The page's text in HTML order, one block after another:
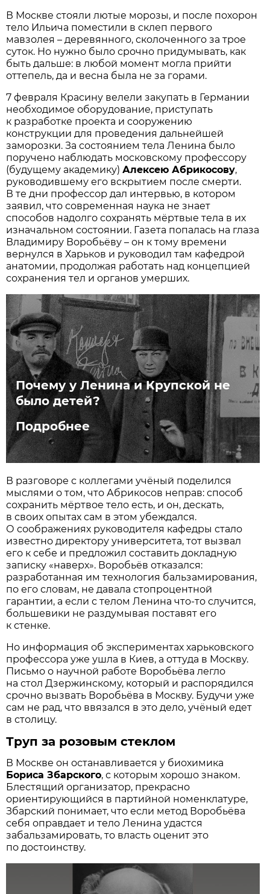
В Москве стояли лютые морозы, и после похорон
тело Ильича поместили в склеп первого
мавзолея – деревянного, сколоченного за трое
суток. Но нужно было срочно придумывать, как
быть дальше: в любой момент могла прийти
оттепель, да и весна была не за горами.
7 февраля Красину велели закупать в Германии
необходимое оборудование, приступать
к разработке проекта и сооружению
конструкции для проведения дальнейшей
заморозки. За состоянием тела Ленина было
поручено наблюдать московскому профессору
(будущему академику)Алексею Абрикосову,
руководившему его вскрытием после смерти.
В те дни профессор дал интервью, в котором
заявил, что современная наука не знает
способов надолго сохранять мёртвые тела в их
изначальном состоянии. Газета по­палась на глаза
Владимиру Воробьёву – он к тому времени
вернулся в Харьков и руководил там кафедрой
анатомии, продолжая работать над концепцией
сохранения тел и органов умерших.
Почему у Ленина и Крупской не
было детей?
Подробнее
В разговоре с коллегами учёный поделился
мыслями о том, что Абрикосов неправ: способ
сохранить мёртвое тело есть, и он, дескать,
в своих опытах сам в этом убеждался.
О соображениях руководителя кафедры стало
известно директору университета, тот вызвал
его к себе и предложил составить докладную
записку «наверх». Воробьёв отказался:
разработанная им технология бальзамирования,
по его словам, не давала сто­процентной
гарантии, а если с телом Ленина что-то случится,
большевики не раздумывая поставят его
к стенке.
Но информация об экспериментах харьковского
профессора уже ушла в Киев, а оттуда в Москву.
Письмо о научной работе Воробьёва легло
на стол Дзержинскому, который и распорядился
срочно вызвать Воробьёва в Москву. Будучи уже
сам не рад, что ввязался в это дело, учёный едет
в столицу.
Труп за розовым стеклом
В Москве он останавливается у биохимика
Бориса Збарского, с которым хорошо знаком.
Блестящий организатор, прекрасно
ориентирующийся в партийной номенклатуре,
Збарский понимает, что если метод Воробьёва
себя оправдает и тело Ленина удастся
забальзамировать, то власть оценит это
по достоинству.